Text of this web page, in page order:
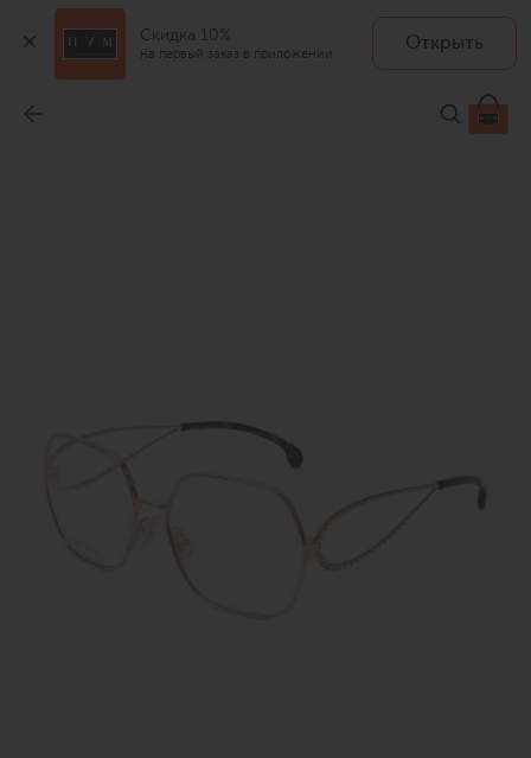
Скидка 10%
на первый заказ в приложении
Открыть